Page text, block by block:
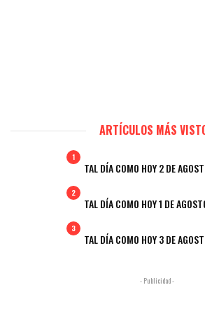
ARTÍCULOS MÁS
1
TAL DÍA COMO HOY 2 DE
2
TAL DÍA COMO HOY 1 DE
3
TAL DÍA COMO HOY 3 DE
- Publicidad -